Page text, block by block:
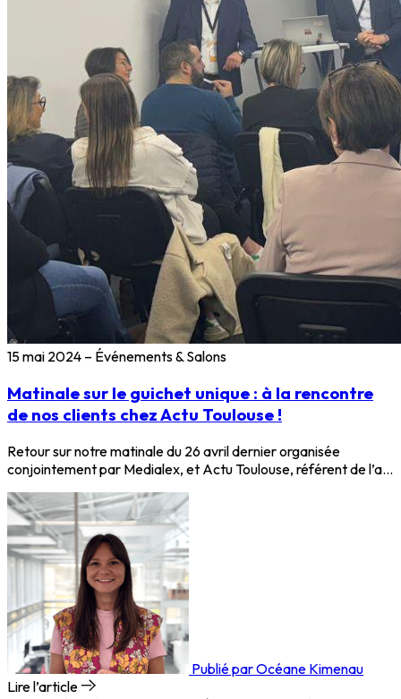
15 mai 2024 – Événements & Salons
Matinale sur le guichet unique : à la rencontre
de nos clients chez Actu Toulouse !
Retour sur notre matinale du 26 avril dernier organisée
conjointement par Medialex, et Actu Toulouse, référent de l’a…
Publié par Océane Kimenau
Lire l’article